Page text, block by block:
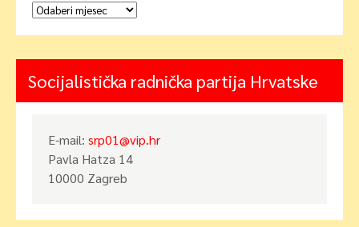
Arhiva
Socijalistička radnička partija Hrvatske
E-mail: srp01@vip.hr
Pavla Hatza 14
10000 Zagreb